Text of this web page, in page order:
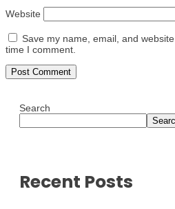
Website
Save my name, email, and
time I comment.
Search
Recent Posts